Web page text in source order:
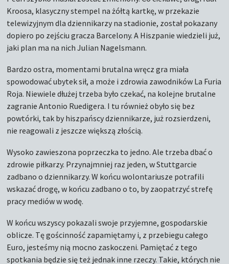
Kroosa, klasyczny stempel na żółtą kartkę, w przekazie
telewizyjnym dla dziennikarzy na stadionie, został pokazany
dopiero po zejściu gracza Barcelony. A Hiszpanie wiedzieli już,
jaki plan ma na nich Julian Nagelsmann.
Bardzo ostra, momentami brutalna wręcz gra miała
spowodować ubytek sił, a może i zdrowia zawodników La Furia
Roja. Niewiele dłużej trzeba było czekać, na kolejne brutalne
zagranie Antonio Ruedigera. I tu również obyło się bez
powtórki, tak by hiszpańscy dziennikarze, już rozsierdzeni,
nie reagowali z jeszcze większą złością.
Wysoko zawieszona poprzeczka to jedno. Ale trzeba dbać o
zdrowie piłkarzy. Przynajmniej raz jeden, w Stuttgarcie
zadbano o dziennikarzy. W końcu wolontariusze potrafili
wskazać drogę, w końcu zadbano o to, by zaopatrzyć strefę
pracy mediów w wodę.
W końcu wszyscy pokazali swoje przyjemne, gospodarskie
oblicze. Tę gościnność zapamiętamy i, z przebiegu całego
Euro, jesteśmy nią mocno zaskoczeni. Pamiętać z tego
spotkania będzie się też jednak inne rzeczy. Takie, których nie